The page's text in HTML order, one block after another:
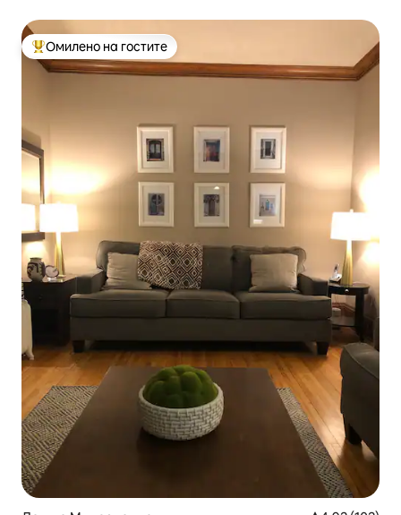
Меѓу најуспешните „Омилени на гостите“
Омилено на гостите